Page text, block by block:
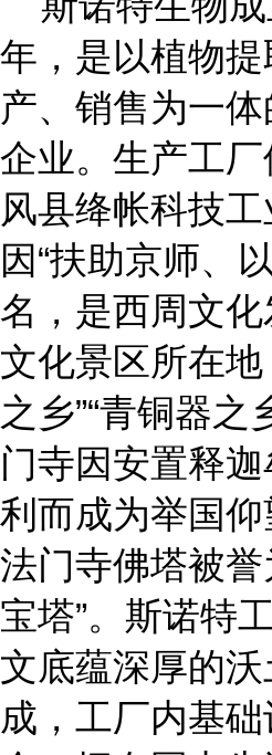
年 ，是以植物
产、销售为一
企业。生产工
风县绛帐科技工
因“扶助京师、
名，是西周文
文化景区所在地
之乡”“青铜器之
门寺因安置释
利而成为举国
法门寺佛塔被誉
宝塔”。斯诺特
文底蕴深厚的
成，工厂内基